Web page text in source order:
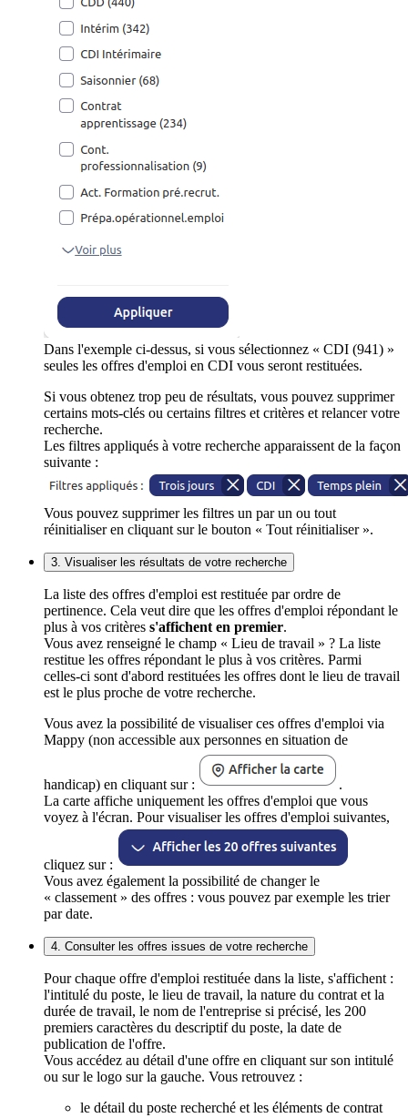
Dans l'exemple ci-dessus, si vous sélectionnez « CDI (941) »
seules les offres d'emploi en CDI vous seront restituées.
Si vous obtenez trop peu de résultats, vous pouvez supprimer
certains mots-clés ou certains filtres et critères et relancer votre
recherche.
Les filtres appliqués à votre recherche apparaissent de la façon
suivante :
Vous pouvez supprimer les filtres un par un ou tout
réinitialiser en cliquant sur le bouton « Tout réinitialiser ».
3. Visualiser les résultats de votre recherche
La liste des offres d'emploi est restituée par ordre de
pertinence. Cela veut dire que les offres d'emploi répondant le
plus à vos critères s'affichent en premier.
Vous avez renseigné le champ « Lieu de travail » ? La liste
restitue les offres répondant le plus à vos critères. Parmi
celles-ci sont d'abord restituées les offres dont le lieu de travail
est le plus proche de votre recherche.
Vous avez la possibilité de visualiser ces offres d'emploi via
Mappy (non accessible aux personnes en situation de
handicap) en cliquant sur :
.
La carte affiche uniquement les offres d'emploi que vous
voyez à l'écran. Pour visualiser les offres d'emploi suivantes,
cliquez sur :
Vous avez également la possibilité de changer le
« classement » des offres : vous pouvez par exemple les trier
par date.
4. Consulter les offres issues de votre recherche
Pour chaque offre d'emploi restituée dans la liste, s'affichent :
l'intitulé du poste, le lieu de travail, la nature du contrat et la
durée de travail, le nom de l'entreprise si précisé, les 200
premiers caractères du descriptif du poste, la date de
publication de l'offre.
Vous accédez au détail d'une offre en cliquant sur son intitulé
ou sur le logo sur la gauche. Vous retrouvez :
le détail du poste recherché et les éléments de contrat